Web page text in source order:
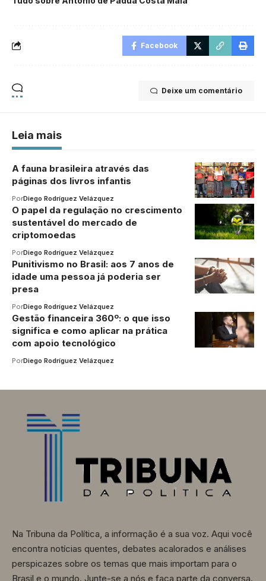
Facebook
Deixe um comentário
Leia mais
A fauna brasileira através das
páginas dos livros infantis
PorDiego Rodríguez Velázquez
O papel da regulação no crescimento
sustentável do mercado de
criptomoedas
PorDiego Rodríguez Velázquez
Punitivismo no Brasil: aos 7 anos de
idade uma pessoa já poderia ser
presa
PorDiego Rodríguez Velázquez
Gestão financeira 360º: o que isso
significa e como aplicar na prática
com apoio tecnológico
PorDiego Rodríguez Velázquez
Na Tribuna da Política, a informação é a sua voz. Aqui você
encontra notícias quentes, debates acalorados e análises
perspicazes sobre os temas que mais importam para o
Brasil e o mundo. Junte-se a nós e faça parte da conversa.